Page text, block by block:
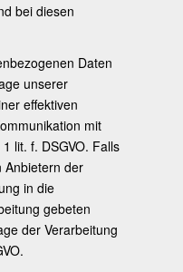
bei diesen
Daten
unserer
effektiven
mit
lit. f. DSGVO. Falls
Anbietern der
in die
gebeten
der Verarbeitung